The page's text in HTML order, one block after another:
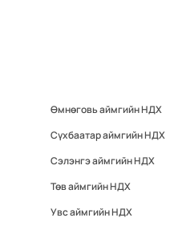
Өмнөговь аймгийн НДХ
Сүхбаатар аймгийн НДХ
Сэлэнгэ аймгийн НДХ
Төв аймгийн НДХ
Увс аймгийн НДХ